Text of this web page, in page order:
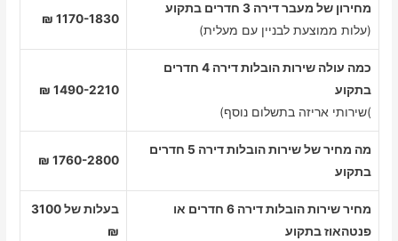
מחירון של מעבר דירה 3 חדרים בתקוע
(עלות ממוצעת לבניין עם מעלית)
1170-1830 ₪
כמה עולה שירות הובלות דירה 4 חדרים
בתקוע
)שירותי אריזה בתשלום נוסף)
1490-2210 ₪
מה מחיר של שירות הובלות דירה 5 חדרים
בתקוע
1760-2800 ₪
מחיר שירות הובלות דירה 6 חדרים או
פנטהאוז בתקוע
בעלות של 3100
₪